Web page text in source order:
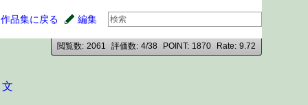
作品集に戻る 編集
閲覧数 2061 評価数 4/38 POINT 1870 Rate 9.72